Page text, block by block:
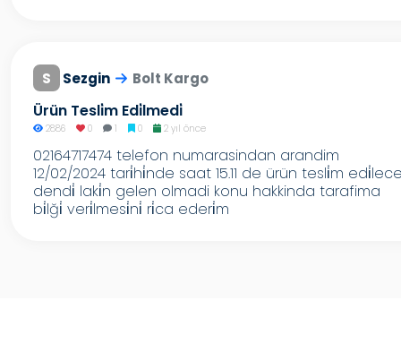
S Sezgin Bolt Kargo
Ürün Tesli̇m Edi̇lmedi̇
2886 0 1 0 2 yıl önce
02164717474 telefon numarasindan arandim
12/02/2024 tari̇hi̇nde saat 15.11 de ürün tesli̇m
dendi̇ laki̇n gelen olmadi konu hakkinda tarafima
bi̇lği̇ veri̇lmesi̇ni̇ ri̇ca ederi̇m